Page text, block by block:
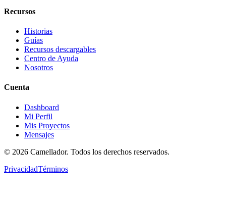
Recursos
Historias
Guías
Recursos descargables
Centro de Ayuda
Nosotros
Cuenta
Dashboard
Mi Perfil
Mis Proyectos
Mensajes
© 2026 Camellador. Todos los derechos reservados.
PrivacidadTérminos